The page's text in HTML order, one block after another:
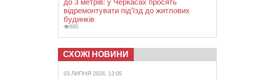
до 3 метрів: у Черкасах просять
відремонтувати під’їзд до житлових
будинків
885
СХОЖІ НОВИНИ
03 ЛИПНЯ 2026, 13:05